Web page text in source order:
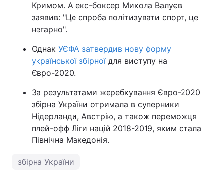
Кримом. А екс-боксер Микола Валуєв
заявив: "Це спроба політизувати спорт, це
негарно".
Однак УЄФА затвердив нову форму
української збірноїдля виступу на
Євро-2020.
За результатами жеребкування Євро-2020
збірна України отримала в суперники
Нідерланди, Австрію, а також переможця
плей-офф Ліги націй 2018-2019, яким стала
Північна Македонія.
збірна України